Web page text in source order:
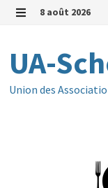
Passer
8 août 2026
UA-
Union des